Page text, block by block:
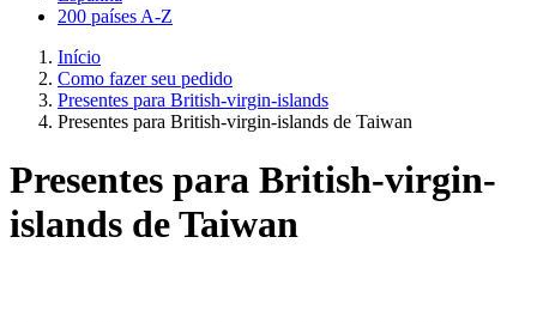
200 países A-Z
Início
Como fazer seu pedido
Presentes para British-virgin-islands
Presentes para British-virgin-islands de Taiwan
Presentes para British-virgin-
islands de Taiwan